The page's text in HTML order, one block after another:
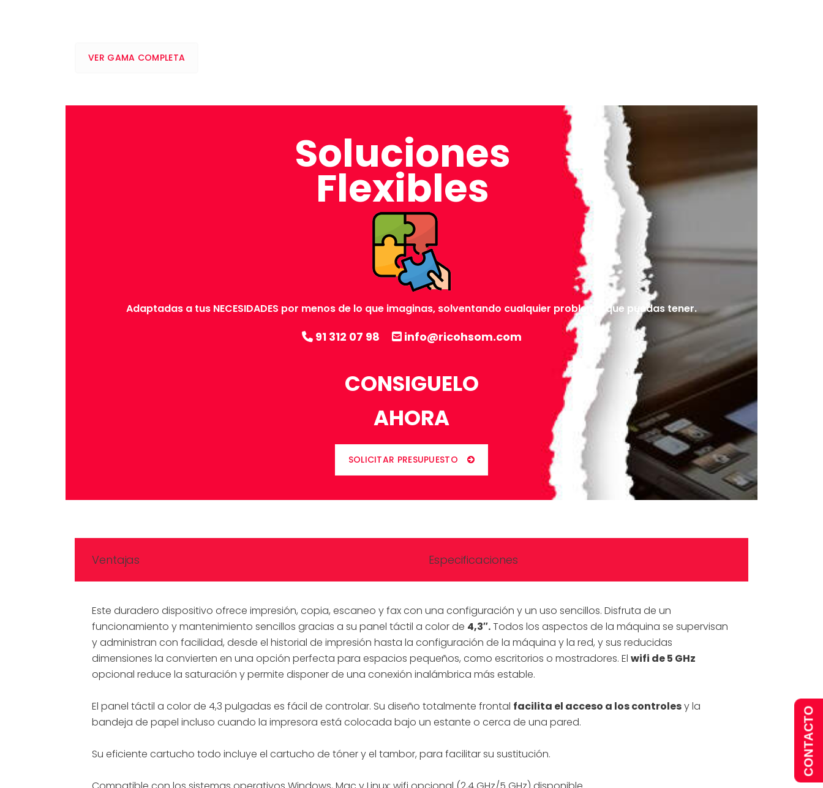
CONTACTO
VER GAMA COMPLETA
Soluciones
Flexibles
Adaptadas a tus NECESIDADES por menos de lo que imaginas, solventando cualquier problema que puedas tener.
91 312 07 98 info@ricohsom.com
CONSIGUELO
AHORA
SOLICITAR PRESUPUESTO
Ventajas Especificaciones
Este duradero dispositivo ofrece impresión, copia, escaneo y fax con una configuración y un uso sencillos. Disfruta de un
funcionamiento y mantenimiento sencillos gracias a su panel táctil a color de 4,3″.Todos los aspectos de la máquina se supervisan
y administran con facilidad, desde el historial de impresión hasta la configuración de la máquina y la red, y sus reducidas
dimensiones la convierten en una opción perfecta para espacios pequeños, como escritorios o mostradores. El wifi de 5 GHz
opcional reduce la saturación y permite disponer de una conexión inalámbrica más estable.
El panel táctil a color de 4,3 pulgadas es fácil de controlar. Su diseño totalmente frontal facilita el acceso a los controlesy la
bandeja de papel incluso cuando la impresora está colocada bajo un estante o cerca de una pared.
Su eficiente cartucho todo incluye el cartucho de tóner y el tambor, para facilitar su sustitución.